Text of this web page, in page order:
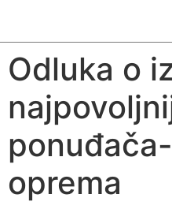
Odluka o
oprema